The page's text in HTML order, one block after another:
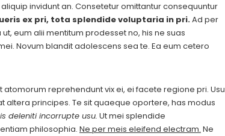
invidunt an. Consetetur omittantur consequuntur
ex pri, tota splendide voluptaria in pri.Ad per
eum alii mentitum prodesset no, his ne suas
Novum blandit adolescens sea te. Ea eum cetero
reprehendunt vix ei, ei facete regione pri. Usu
altera principes. Te sit quaeque oportere, has modus
deleniti incorrupte usu. Ut mei splendide
philosophia. Ne per meis eleifend electram. Ne